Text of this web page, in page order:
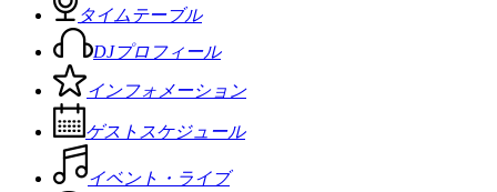
タイムテーブル
DJプロフィール
インフォメーション
ゲストスケジュール
イベント・ライブ